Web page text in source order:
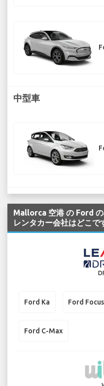
中型車
Mallorca 空港 の Ford
レンタカー会社はどこで
Ford Ka Ford Focus
Ford C-Max